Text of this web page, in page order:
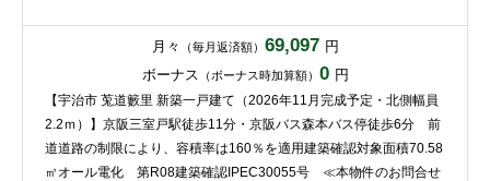
月々 （毎月返済額） 69,097 円
ボーナス （ボーナス時加算額） 0 円
【宇治市 莵道籔里 新築一戸建て（2026年11月完成予定・北側幅員
2.2ｍ）】京阪三室戸駅徒歩11分・京阪バス森本バス停徒歩6分 前
道道路の制限により、容積率は160％を適用建築確認対象面積70.58
㎡オール電化 第R08建築確認IPEC30055号 ≪本物件のお問合せ